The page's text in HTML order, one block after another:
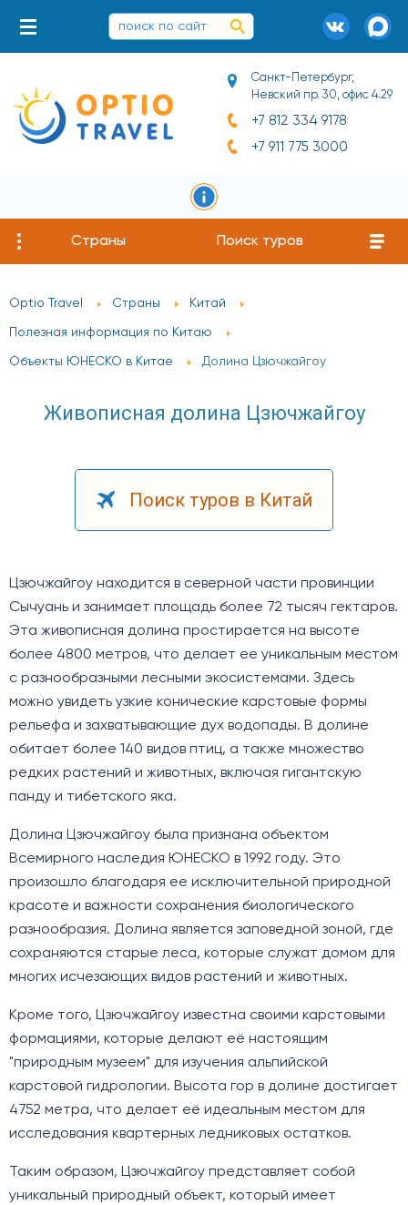
Санкт-Петербург,
Невский пр. 30, офис 4.29
+7 812 334 9178
+7 911 775 3000
Страны Поиск туров
Optio Travel Страны Китай
Полезная информация по Китаю
Объекты ЮНЕСКО в Китае Долина Цзючжайгоу
Живописная долина Цзючжайгоу
Поиск туров в Китай
Цзючжайгоу находится в северной части провинции
Сычуань и занимает площадь более 72 тысяч гектаров.
Эта живописная долина простирается на высоте
более 4800 метров, что делает ее уникальным местом
с разнообразными лесными экосистемами. Здесь
можно увидеть узкие конические карстовые формы
рельефа и захватывающие дух водопады. В долине
обитает более 140 видов птиц, а также множество
редких растений и животных, включая гигантскую
панду и тибетского яка.
Долина Цзючжайгоу была признана объектом
Всемирного наследия ЮНЕСКО в 1992 году. Это
произошло благодаря ее исключительной природной
красоте и важности сохранения биологического
разнообразия. Долина является заповедной зоной, где
сохраняются старые леса, которые служат домом для
многих исчезающих видов растений и животных.
Кроме того, Цзючжайгоу известна своими карстовыми
формациями, которые делают её настоящим
"природным музеем" для изучения альпийской
карстовой гидрологии. Высота гор в долине достигает
4752 метра, что делает её идеальным местом для
исследования квартерных ледниковых остатков.
Таким образом, Цзючжайгоу представляет собой
уникальный природный объект, который имеет